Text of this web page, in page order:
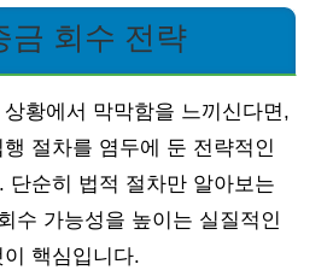
금 회수 전략
황에서 막막함을 느끼신다면,
절차를 염두에 둔 전략적인
단순히 법적 절차만 알아보는
수 가능성을 높이는 실질적인
핵심입니다.